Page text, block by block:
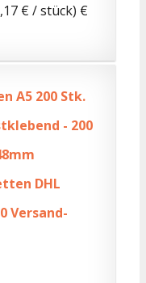
€ / stück) €
A5 200 Stk.
- 200
DHL
Versand-